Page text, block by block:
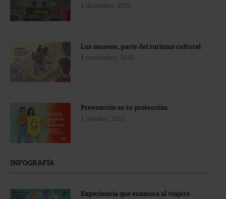
1 diciembre, 2025
Los museos, parte del turismo cultural
1 noviembre, 2025
Prevención es tu protección
1 octubre, 2025
INFOGRAFÍA
Experiencia que enamora al viajero